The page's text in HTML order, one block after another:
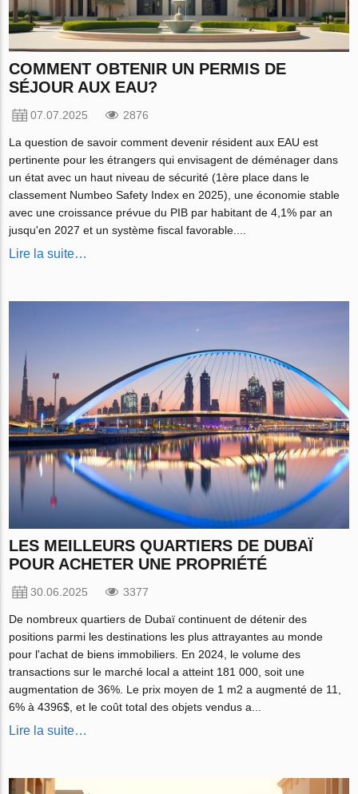
COMMENT OBTENIR UN PERMIS DE
SÉJOUR AUX EAU?
07.07.2025 2876
La question de savoir comment devenir résident aux EAU est
pertinente pour les étrangers qui envisagent de déménager dans
un état avec un haut niveau de sécurité (1ère place dans le
classement Numbeo Safety Index en 2025), une économie stable
avec une croissance prévue du PIB par habitant de 4,1% par an
jusqu'en 2027 et un système fiscal favorable....
Lire la suite…
LES MEILLEURS QUARTIERS DE DUBAÏ
POUR ACHETER UNE PROPRIÉTÉ
30.06.2025 3377
De nombreux quartiers de Dubaï continuent de détenir des
positions parmi les destinations les plus attrayantes au monde
pour l'achat de biens immobiliers. En 2024, le volume des
transactions sur le marché local a atteint 181 000, soit une
augmentation de 36%. Le prix moyen de 1 m2 a augmenté de 11,
6% à 4396$, et le coût total des objets vendus a...
Lire la suite…